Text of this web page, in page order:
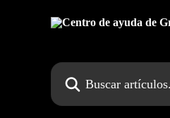
Buscar artículos...